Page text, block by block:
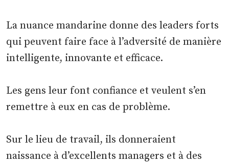
La nuance mandarine donne des leaders forts
qui peuvent faire face à l’adversité de manière
intelligente, innovante et efficace.
Les gens leur font confiance et veulent s’en
remettre à eux en cas de problème.
Sur le lieu de travail, ils donneraient
naissance à d’excellents managers et à des